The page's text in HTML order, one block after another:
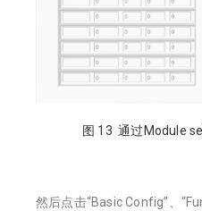
图 13 通过Module
然后点击“Basic Config”、